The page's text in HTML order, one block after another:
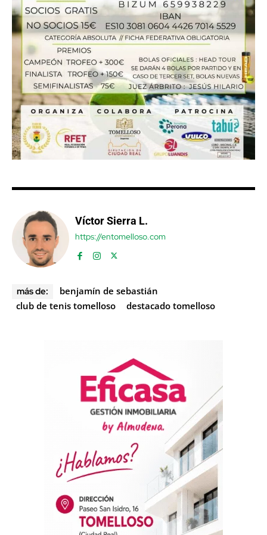
Víctor Sierra L.
https://entomelloso.com
más de:
benjamín de sebastián
club de tenis tomelloso
destacado tomelloso